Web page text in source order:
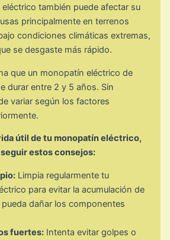
también puede afectar su
principalmente en terrenos
condiciones climáticas extremas,
se desgaste más rápido.
que un monopatín eléctrico de
durar entre 2 y 5 años. Sin
variar según los factores
útil de tu monopatín eléctrico,
estos consejos:
Limpia regularmente tu
para evitar la acumulación de
dañar los componentes
fuertes: Intenta evitar golpes o